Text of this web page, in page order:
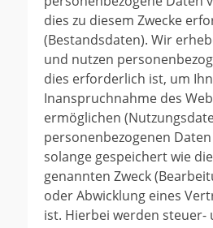
dies zu diesem Zwecke
(Bestandsdaten). Wir
und nutzen
dies erforderlich ist, um
Inanspruchnahme des
ermöglichen
personenbezogenen
solange gespeichert wie
genannten Zweck
oder Abwicklung eines
ist. Hierbei werden steuer-